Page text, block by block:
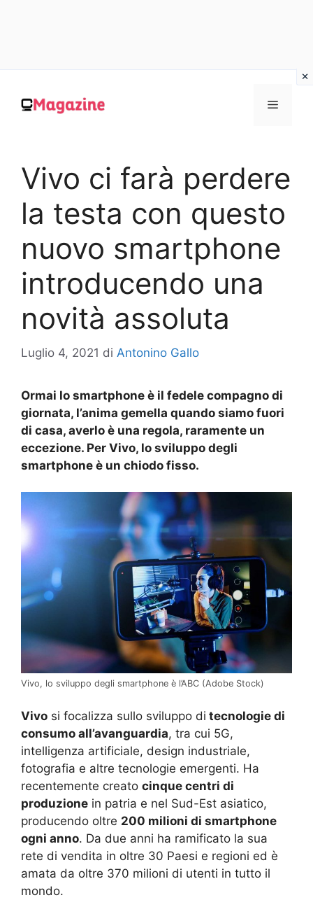
contenuto
MENU
Vivo ci farà perdere
la testa con questo
nuovo smartphone
introducendo una
novità assoluta
Luglio 4, 2021 di Antonino Gallo
Ormai lo smartphone è il fedele compagno di
giornata, l’anima gemella quando siamo fuori
di casa, averlo è una regola, raramente un
eccezione. Per Vivo, lo sviluppo degli
smartphone è un chiodo fisso.
Vivo, lo sviluppo degli smartphone è l’ABC (Adobe Stock)
Vivo si focalizza sullo sviluppo di tecnologie di
consumo all’avanguardia, tra cui 5G,
intelligenza artificiale, design industriale,
fotografia e altre tecnologie emergenti. Ha
recentemente creato cinque centri di
produzione in patria e nel Sud-Est asiatico,
producendo oltre 200 milioni di smartphone
ogni anno. Da due anni ha ramificato la sua
rete di vendita in oltre 30 Paesi e regioni ed è
amata da oltre 370 milioni di utenti in tutto il
mondo.